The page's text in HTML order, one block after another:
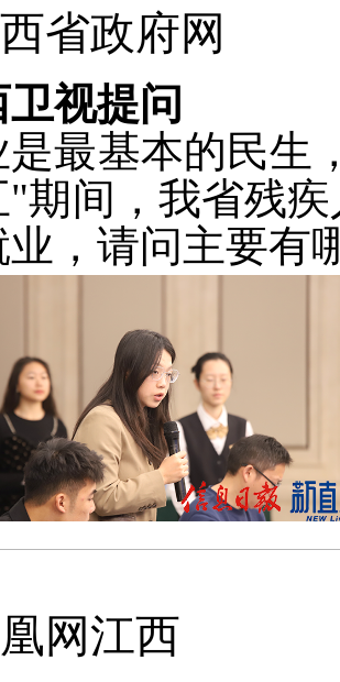
省政府网
视提问
是最基本的民生
"期间，我省残
业，请问主要有
网江西